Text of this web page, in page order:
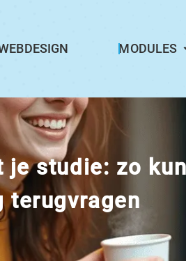
WEBDESIGN MODULES
je studie: zo
terugvragen